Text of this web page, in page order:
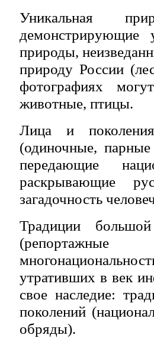
Уникальная
демонстрирующие
природы,
природу России
фотографиях
животные, птицы.
Лица и
(одиночные,
передающие
раскрывающие
загадочность
Традиции
(репортажные
утративших в век
свое наследие:
поколений
обряды).